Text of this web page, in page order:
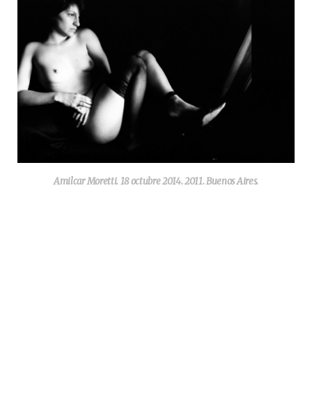
Amilcar Moretti. 18 octubre 2014. 2011. Buenos Aires.